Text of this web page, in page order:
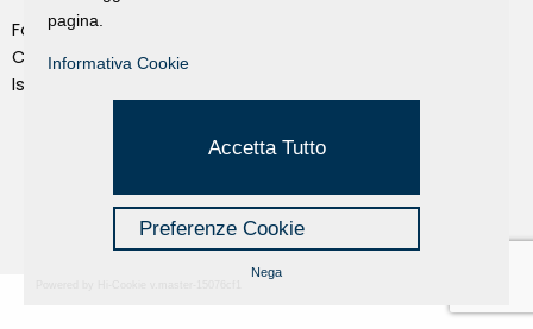
Fondo dot. euro 285.000 i.v.
CF e P.IVA 03692820404
Isc.Reg Per.Giu. n. 10404
Privacy Policy
pagina.
Informativa Cookie
Accetta Tutto
Preferenze Cookie
Nega